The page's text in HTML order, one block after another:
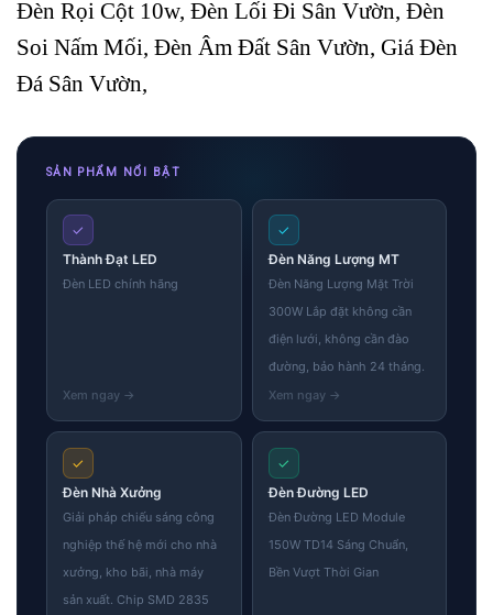
Đèn Rọi Cột 10w, Đèn Lối Đi Sân Vườn, Đèn
Soi Nấm Mối, Đèn Âm Đất Sân Vườn, Giá Đèn
Đá Sân Vườn,
SẢN PHẨM NỔI BẬT
✓
Thành Đạt LED
Đèn LED chính hãng
✓
Đèn Năng Lượng MT
Đèn Năng Lượng Mặt Trời
300W Lắp đặt không cần
điện lưới, không cần đào
đường, bảo hành 24 tháng.
✓
Đèn Nhà Xưởng
Giải pháp chiếu sáng công
nghiệp thế hệ mới cho nhà
xưởng, kho bãi, nhà máy
sản xuất. Chip SMD 2835
✓
Đèn Đường LED
Đèn Đường LED Module
150W TD14 Sáng Chuẩn,
Bền Vượt Thời Gian